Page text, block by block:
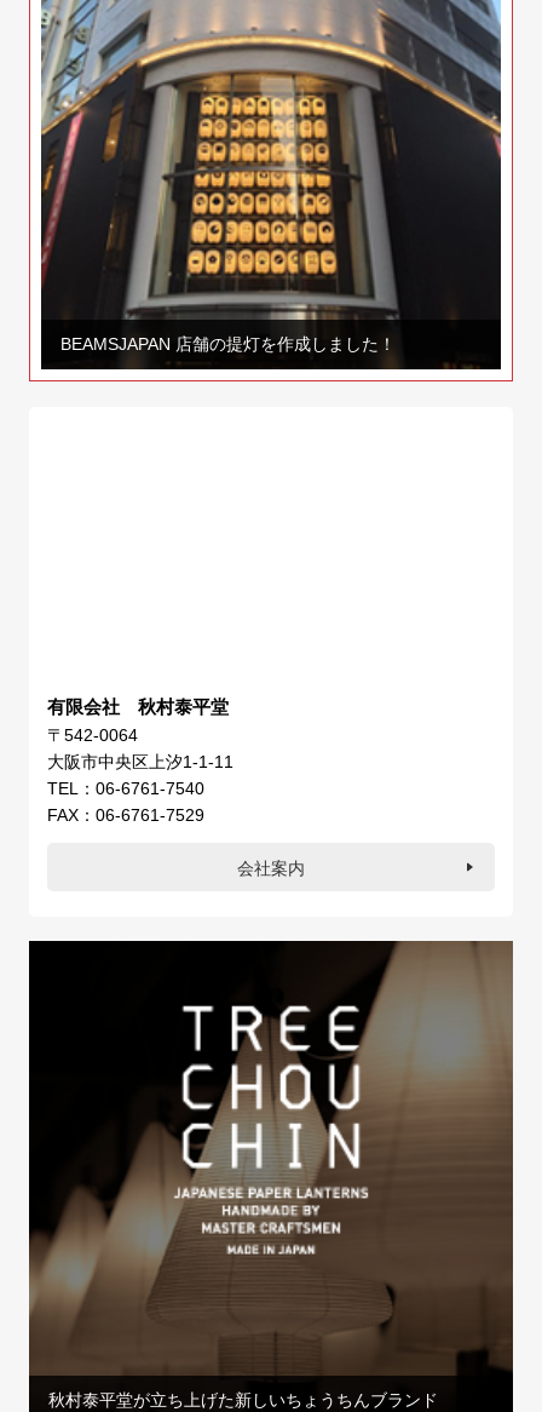
BEAMSJAPAN 店舗の提灯を作成しました！
有限会社 秋村泰平堂
〒542-0064
大阪市中央区上汐1-1-11
TEL：06-6761-7540
FAX：06-6761-7529
会社案内
秋村泰平堂が立ち上げた新しいちょうちんブランド